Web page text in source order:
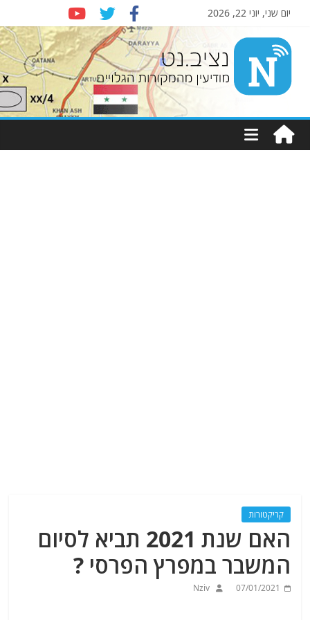
יום שני, יוני 22, 2026
Nziv.net
מודיעין
מהמקורות
קריקטורות
האם שנת 2021 תביא לסיום
המשבר במפרץ הפרסי ?
07/01/2021
Nziv